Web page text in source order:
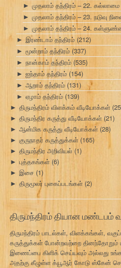
► முதலாம் தந்திரம் – 22. கல்லாமை
► முதலாம் தந்திரம் – 23. நடுவு
► முதலாம் தந்திரம் – 24.
► இரண்டாம் தந்திரம் (212)
► மூன்றாம் தந்திரம் (337)
► நான்காம் தந்திரம் (535)
► ஐந்தாம் தந்திரம் (154)
► ஆறாம் தந்திரம் (131)
► ஏழாம் தந்திரம் (139)
► திருமந்திரம் விளக்கம் வீடியோக்கள்
► திருமந்திர கருத்து வீடியோக்கள்(21)
► ஆன்மிக கருத்து வீடியோக்கள் (28)
► குருநாதர் கருத்துக்கள் (165)
► திருமந்திர அறிவியல் (1)
► புத்தகங்கள் (6)
► இசை (1)
► திருமூலர் புகைப்படங்கள் (2)
திருமந்திரம் தியான மண்டபம்
திருமந்திரம் பாடல்கள், விளக்கங்கள்,
கருத்துக்கள் போன்றவற்றை தினந்தோறும்
இணைப்பை கிளிக் செய்யவும் அல்லது
அதற்கு கீழுள்ள க்யூஆர் கோடு ஸ்கேன்